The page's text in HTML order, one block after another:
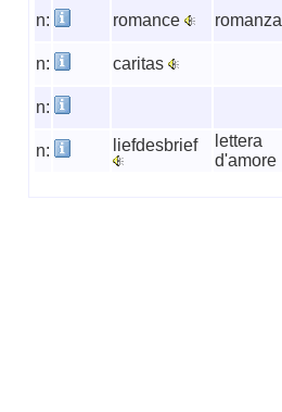
n:
romance romanza
n:
caritas
n:
n:
liefdesbrief
lettera
d'amore